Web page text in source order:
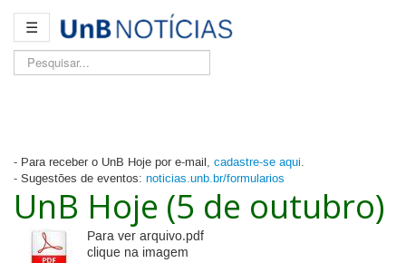
☰
Pesquisar...
- Para receber o UnB Hoje por e-mail, cadastre-se aqui.
- Sugestões de eventos: noticias.unb.br/formularios
UnB Hoje (5 de outubro)
Para ver arquivo.pdf
clique na imagem